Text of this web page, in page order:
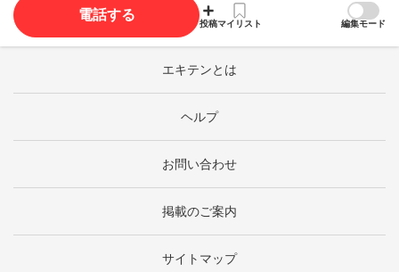
電話する
投稿マイリスト 編集モード
エキテンとは
ヘルプ
お問い合わせ
掲載のご案内
サイトマップ